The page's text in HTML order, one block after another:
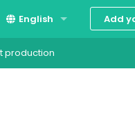
English
Suomi
Add
production